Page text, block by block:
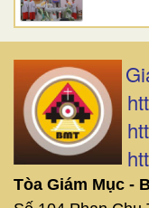
Tòa Giám Mục -